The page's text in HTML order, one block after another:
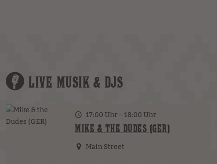
LIVE MUSIK & DJS
17:00 Uhr – 18:00 Uhr
MIKE & THE DUDES (GER)
Main Street